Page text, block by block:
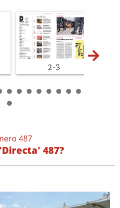
2-3
487
487?